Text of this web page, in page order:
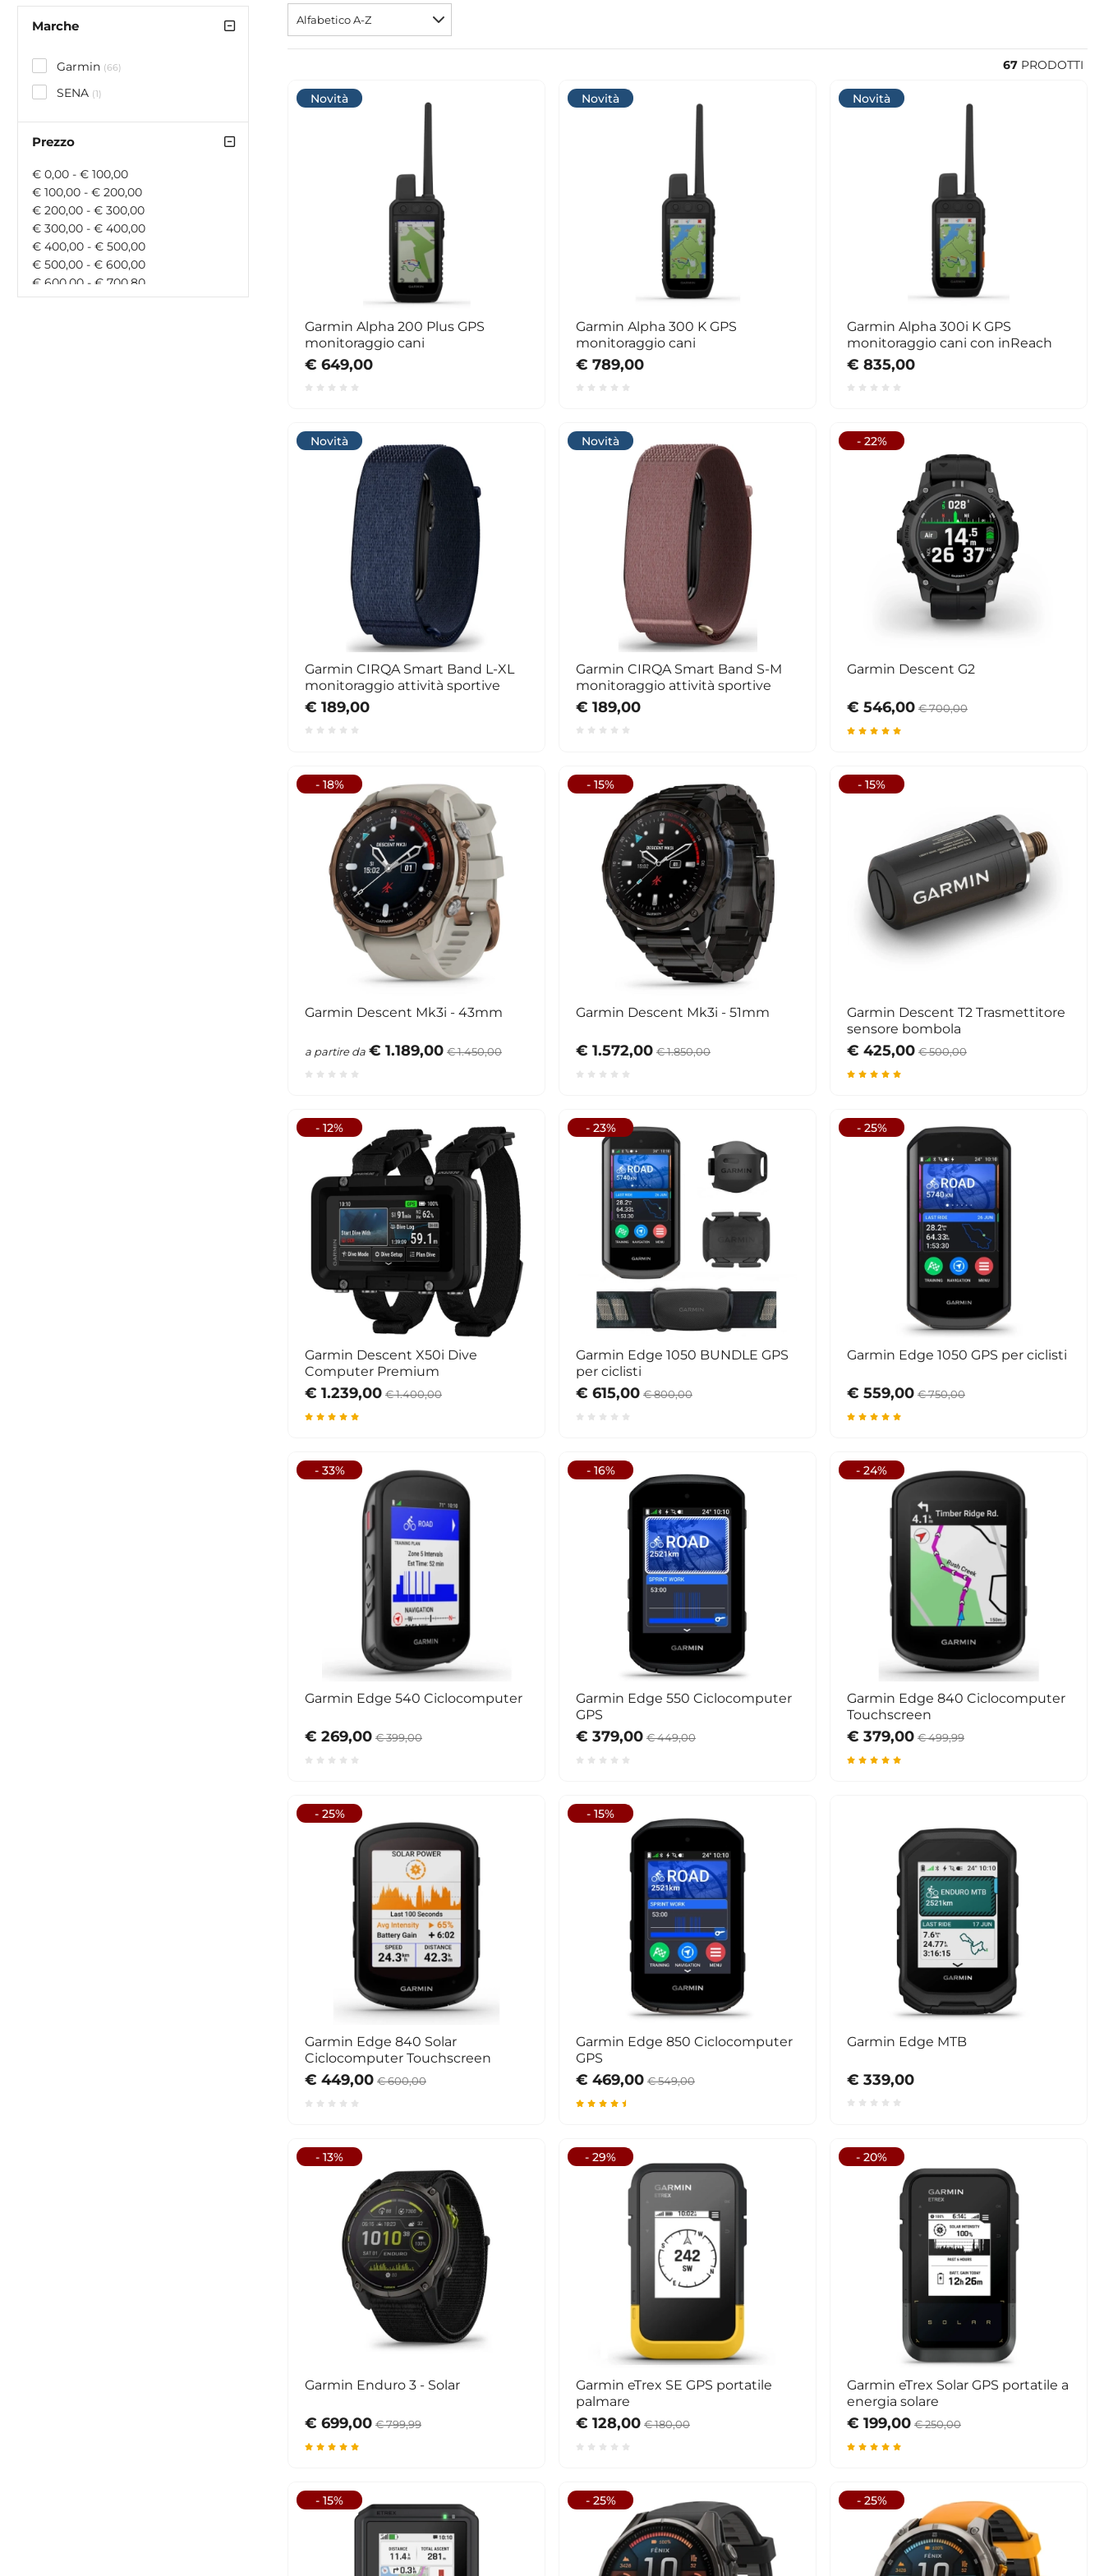
Marche
Garmin (66)
SENA (1)
Prezzo
€ 0,00 - € 100,00
€ 100,00 - € 200,00
€ 200,00 - € 300,00
€ 300,00 - € 400,00
€ 400,00 - € 500,00
€ 500,00 - € 600,00
€ 600,00 - € 700,80
€ 700,80 - € 900,00
Alfabetico A-Z
67 PRODOTTI
Novità
Garmin Alpha 200 Plus GPS
monitoraggio cani
€ 649,00
Novità
Garmin Alpha 300 K GPS
monitoraggio cani
€ 789,00
Novità
Garmin Alpha 300i K GPS
monitoraggio cani con inReach
€ 835,00
Novità
Garmin CIRQA Smart Band L-XL
monitoraggio attività sportive
€ 189,00
Novità
Garmin CIRQA Smart Band S-M
monitoraggio attività sportive
€ 189,00
- 22%
Garmin Descent G2
€ 546,00 € 700,00
- 18%
Garmin Descent Mk3i - 43mm
a partire da € 1.189,00 € 1.450,00
- 15%
Garmin Descent Mk3i - 51mm
€ 1.572,00 € 1.850,00
- 15%
Garmin Descent T2 Trasmettitore
sensore bombola
€ 425,00 € 500,00
- 12%
Garmin Descent X50i Dive
Computer Premium
€ 1.239,00 € 1.400,00
- 23%
Garmin Edge 1050 BUNDLE GPS
per ciclisti
€ 615,00 € 800,00
- 25%
Garmin Edge 1050 GPS per ciclisti
€ 559,00 € 750,00
- 33%
Garmin Edge 540 Ciclocomputer
€ 269,00 € 399,00
- 16%
Garmin Edge 550 Ciclocomputer
GPS
€ 379,00 € 449,00
- 24%
Garmin Edge 840 Ciclocomputer
Touchscreen
€ 379,00 € 499,99
- 25%
Garmin Edge 840 Solar
Ciclocomputer Touchscreen
€ 449,00 € 600,00
- 15%
Garmin Edge 850 Ciclocomputer
GPS
€ 469,00 € 549,00
Garmin Edge MTB
€ 339,00
- 13%
Garmin Enduro 3 - Solar
€ 699,00 € 799,99
- 29%
Garmin eTrex SE GPS portatile
palmare
€ 128,00 € 180,00
- 20%
Garmin eTrex Solar GPS portatile a
energia solare
€ 199,00 € 250,00
- 15% - 25% - 25%